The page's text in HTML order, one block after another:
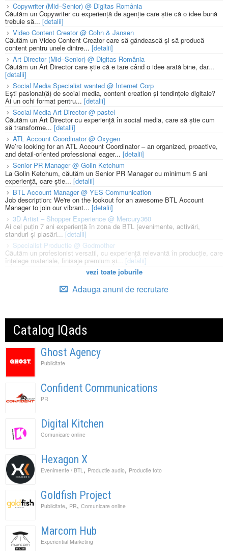
Copywriter (Mid–Senior) @ Digitas România
Căutăm un Copywriter cu experiență de agenție care știe că o idee bună
trebuie să... [detalii]
Video Content Creator @ Cohn & Jansen
Căutăm un Video Content Creator care să gândească și să producă
content pentru unele dintre... [detalii]
Art Director (Mid–Senior) @ Digitas România
Căutăm un Art Director care știe că e tare când o idee arată bine, dar...
[detalii]
Social Media Specialist wanted @ Internet Corp
Ești pasionat(ă) de social media, content creation și tendințele digitale?
Ai un ochi format pentru... [detalii]
Social Media Art Director @ pastel
Căutăm un Art Director cu experiență în social media, care să știe cum
să transforme... [detalii]
ATL Account Coordinator @ Oxygen
We’re looking for an ATL Account Coordinator – an organized, proactive,
and detail-oriented professional eager... [detalii]
Senior PR Manager @ Golin Ketchum
La Golin Ketchum, căutăm un Senior PR Manager cu minimum 5 ani
experiență, care știe... [detalii]
BTL Account Manager @ YES Communication
Job description: We're on the lookout for an awesome BTL Account
Manager to join our vibrant... [detalii]
3D Artist – Shopper Experience @ Mercury360
Ai cel puțin 7 ani experiență în zona de BTL (evenimente, activări,
standuri și plasări...[detalii]
Specialist Productie @ Godmother
Căutăm un profesionist versatil, cu experiență relevantă în producție, care
înțelege materiale, finisaje premium și... [detalii]
vezi toate joburile
Adauga anunt de recrutare
Catalog IQads
Ghost Agency
Publicitate
Confident Communications
PR
Digital Kitchen
Comunicare online
Hexagon X
Evenimente / BTL , Productie audio, Productie foto
Goldfish Project
Publicitate, PR, Comunicare online
Marcom Hub
Experiential Marketing